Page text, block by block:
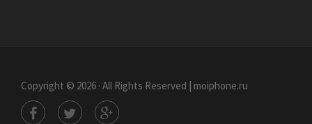
Copyright © 2026 · All Rights Reserved | moiphone.ru